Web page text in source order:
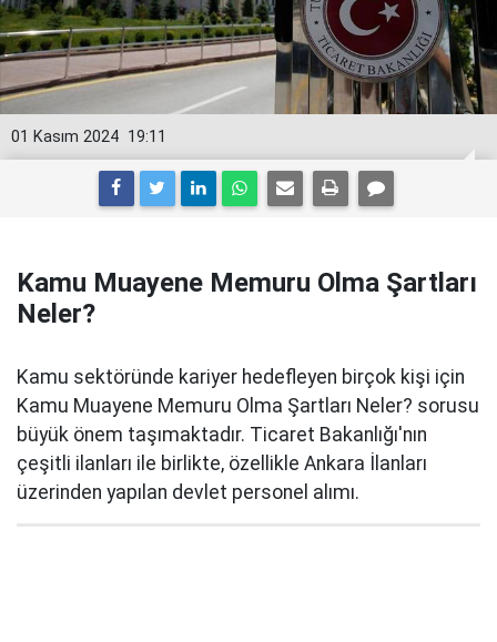
19:11
01 Kasım 2024
Kamu Muayene Memuru Olma Şartları
Neler?
Kamu sektöründe kariyer hedefleyen birçok kişi için
Kamu Muayene Memuru Olma Şartları Neler? sorusu
büyük önem taşımaktadır. Ticaret Bakanlığı'nın
çeşitli ilanları ile birlikte, özellikle Ankara İlanları
üzerinden yapılan devlet personel alımı.